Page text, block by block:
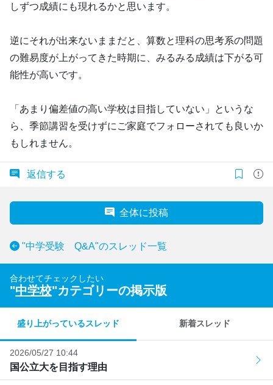
しずつ成績にも現れるかと思います。
逆にそれが出来ないままだと、算数と理科の思考系の問題
の難易度が上がってきた時期に、みるみる成績は下がる可
能性が高いです。
「あまり偏差値の高い学校は目指していない」というな
ら、季節講習を受けずにご家庭でフォローされても良いか
もしれません。
返信する
全体に投稿
"中学受験 Q&A"のスレッド一覧
合わせてチェックしたい
"中学校"カテゴリーの掲示版
盛り上がっているスレッド 新着スレッド
2026/05/27 10:44
国公立大を目指す理由